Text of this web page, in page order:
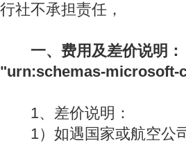
行社不承担责任，
一、费用及差价说明
"urn:schemas-microsoft-
1、差价说明：
1）如遇国家或航空公司